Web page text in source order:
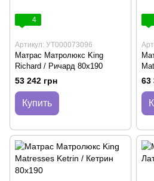
4
Артикул: УТ000073096
Матрас Матролюкс King
Richard / Ричард 80х190
53 242 грн
Купить
63